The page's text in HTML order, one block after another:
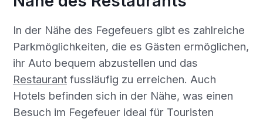
In der Nähe des Fegefeuers gibt es zahlreiche
Parkmöglichkeiten, die es Gästen ermöglichen,
ihr Auto bequem abzustellen und das
Restaurantfussläufig zu erreichen. Auch
Hotels befinden sich in der Nähe, was einen
Besuch im Fegefeuer ideal für Touristen